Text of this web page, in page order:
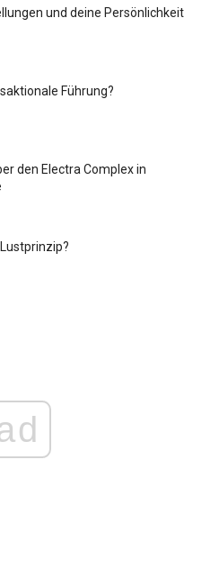
und deine Persönlichkeit
Führung?
den Electra Complex in